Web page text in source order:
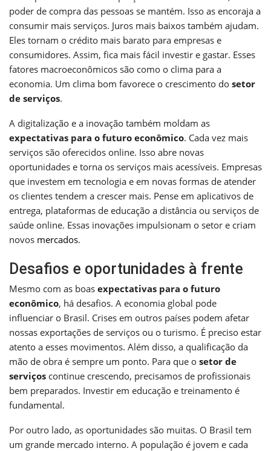
poder de compra das pessoas se mantém. Isso as encoraja a
consumir mais serviços. Juros mais baixos também ajudam.
Eles tornam o crédito mais barato para empresas e
consumidores. Assim, fica mais fácil investir e gastar. Esses
fatores macroeconômicos são como o clima para a
economia. Um clima bom favorece o crescimento do setor
de serviços.
A digitalização e a inovação também moldam as
expectativas para o futuro econômico. Cada vez mais
serviços são oferecidos online. Isso abre novas
oportunidades e torna os serviços mais acessíveis. Empresas
que investem em tecnologia e em novas formas de atender
os clientes tendem a crescer mais. Pense em aplicativos de
entrega, plataformas de educação a distância ou serviços de
saúde online. Essas inovações impulsionam o setor e criam
novos mercados.
Desafios e oportunidades à frente
Mesmo com as boas expectativas para o futuro
econômico, há desafios. A economia global pode
influenciar o Brasil. Crises em outros países podem afetar
nossas exportações de serviços ou o turismo. É preciso estar
atento a esses movimentos. Além disso, a qualificação da
mão de obra é sempre um ponto. Para que o setor de
serviços continue crescendo, precisamos de profissionais
bem preparados. Investir em educação e treinamento é
fundamental.
Por outro lado, as oportunidades são muitas. O Brasil tem
um grande mercado interno. A população é jovem e cada